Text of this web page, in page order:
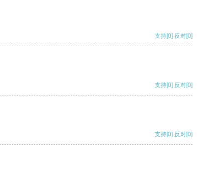
支持[0] 反对[0]
支持[0] 反对[0]
支持[0] 反对[0]